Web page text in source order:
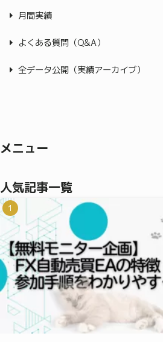
月間実績
よくある質問（Q&A）
全データ公開（実績アーカイブ）
メニュー
人気記事一覧